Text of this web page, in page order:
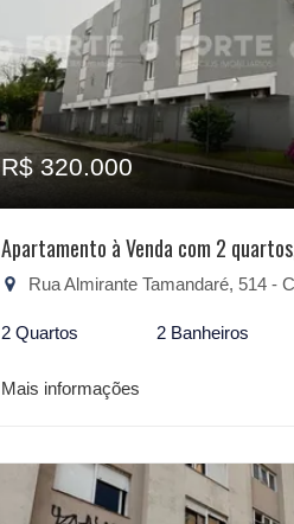
R$ 320.000
Apartamento à Venda com 2
Rua Almirante Tamandaré, 514 -
2 Quartos 2 Banheiros
Mais informações